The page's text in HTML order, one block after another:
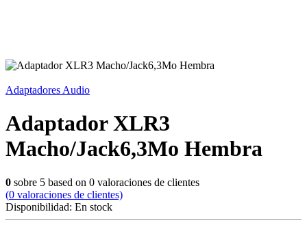
Adaptadores Audio
Adaptador XLR3
Macho/Jack6,3Mo Hembra
0 sobre 5 based on 0 valoraciones de clientes
(0 valoraciones de clientes)
Disponibilidad: En stock